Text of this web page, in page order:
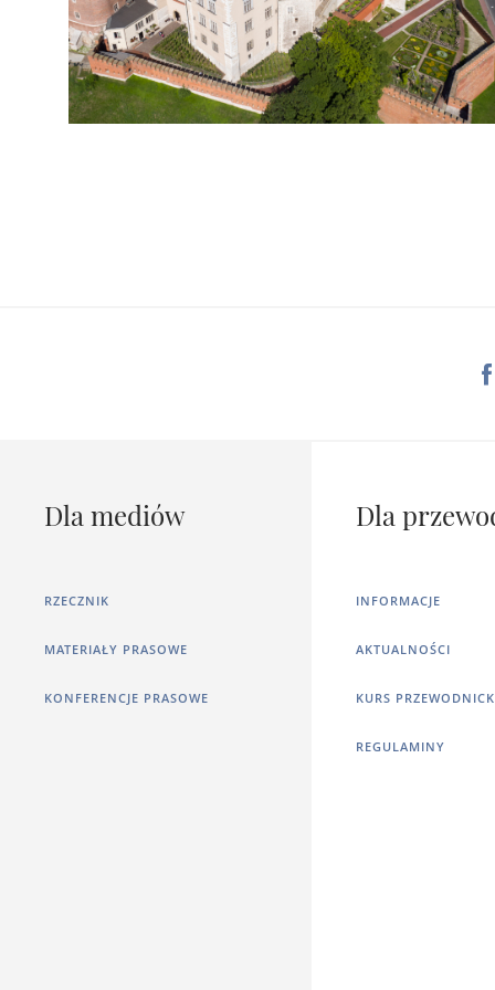
Dla mediów
RZECZNIK
MATERIAŁY PRASOWE
KONFERENCJE PRASOWE
Dla
INFORMACJE
AKTUALNOŚCI
KURS
REGULAMINY